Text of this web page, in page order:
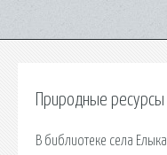
Природные
В библиотеке села